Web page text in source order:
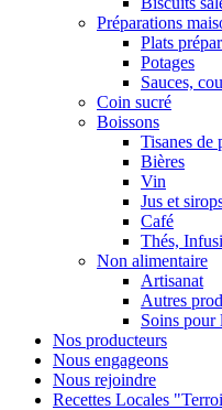
Préparations
Plats
Potages
Sauces,
Coin sucré
Boissons
Tisanes de
Bières
Vin
Jus et
Café
Thés,
Non alimentaire
Artisanat
Autres
Soins pour
Nos producteurs
Nous engageons
Nous rejoindre
Recettes Locales